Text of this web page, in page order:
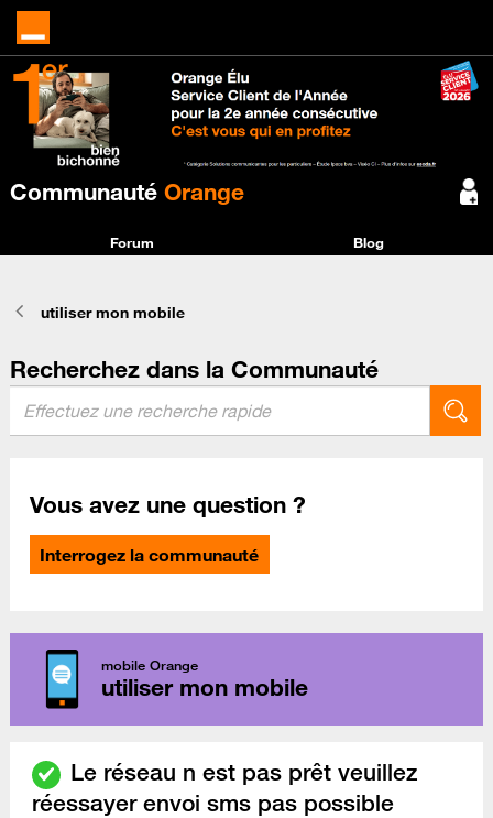
Communauté Orange
Forum Blog
utiliser mon mobile
Recherchez dans la Communauté
Vous avez une question ?
Interrogez la communauté
mobile Orange
utiliser mon mobile
Le réseau n est pas prêt veuillez
réessayer envoi sms pas possible